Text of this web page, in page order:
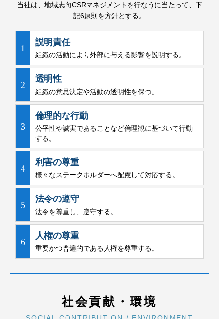
当社は、地域志向CSRマネジメントを行なうに当たって、下
記6原則を方針とする。
1
説明責任
組織の活動により外部に与える影響を説明する。
2
透明性
組織の意思決定や活動の透明性を保つ。
3
倫理的な行動
公平性や誠実であることなど倫理観に基づいて行動
する。
4
利害の尊重
様々なステークホルダーへ配慮して対応する。
5
法令の遵守
法令を尊重し、遵守する。
6
人権の尊重
重要かつ普遍的である人権を尊重する。
社会貢献・環境
SOCIAL CONTRIBUTION / ENVIRONMENT